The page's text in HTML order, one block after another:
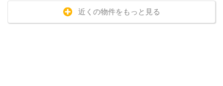
近くの物件をもっと見る